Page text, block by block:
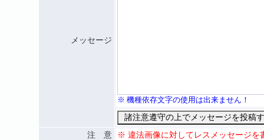
メッセージ
※ 機種依存文字の使用は出来ません！
注 意 ※ 違法画像に対してレスメッセージを